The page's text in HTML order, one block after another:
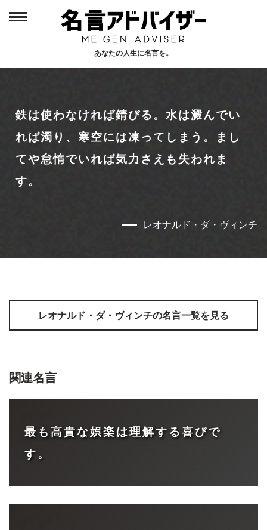
あなたの人生に名言を。
1 Home
2 New
新着名言
偉人から探す
鉄は使わなければ錆びる。水は澱んでい
れば濁り、寒空には凍ってしまう。まし
てや怠惰でいれば気力さえも失われま
す。
レオナルド・ダ・ヴィンチ
レオナルド・ダ・ヴィンチの名言一覧を見る
関連名言
最も高貴な娯楽は理解する喜びで
す。